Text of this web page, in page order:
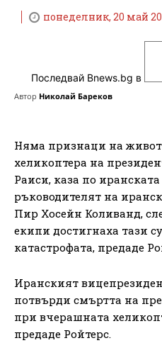
понеделник, 20 май
Последвай Bnews.bg в
Автор Николай Бареков
Няма признаци на живот
хеликоптера на
Раиси, каза по
ръководителят на
Пир Хосейн Коливанд,
екипи достигнаха тази
катастрофата, предаде
Иранският
потвърди смъртта на
при вчерашната
предаде Ройтерс.